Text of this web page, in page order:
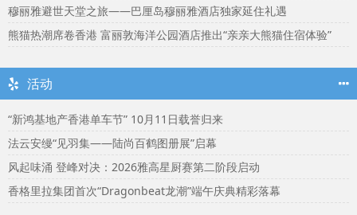
穆丽雅避世天堂之旅——巴厘岛穆丽雅酒店独家延住礼遇
熊猫热潮席卷香港 富丽敦海洋公园酒店推出“亲亲大熊猫住宿体验”
活动
“新鸿基地产香港单车节” 10月11日载誉归来
法云安缦“见羽集——陆尚百鹤图册展”启幕
风起味涌 登峰对决：2026雅高星厨赛第二阶段启动
香格里拉集团首次“Dragonbeat龙潮”端午庆典精彩落幕